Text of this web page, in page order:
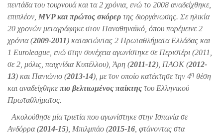
πεντάδα του τουρνουά και τα 2 χρόνια, ενώ το 2008 αναδείχθηκε,
επιπλέον, MVP και πρώτος σκόρερ της διοργάνωσης. Σε ηλικία
20 χρονών μεταγράφηκε στον Παναθηναϊκό, όπου παρέμεινε 2
χρόνια (2009-2011) κατακτώντας 2 Πρωταθλήματα Ελλάδας και
1 Euroleague, ενώ στην συνέχεια αγωνίστηκε σε Περιστέρι (2011,
σε 2, μόλις, παιχνίδια Κυπέλλου), Άρη (2011-12), ΠΑΟΚ (2012-
13) και Πανιώνιο (2013-14), με τον οποίο κατέκτησε την 4η θέση
και αναδείχθηκεπιο βελτιωμένος παίκτης του Ελληνικού
Πρωταθλήματος.
Ακολούθησε μία τριετία που αγωνίστηκε στην Ισπανία σε
Ανδόρρα (2014-15), Μπιλμπάο (2015-16 , φτάνοντας στα